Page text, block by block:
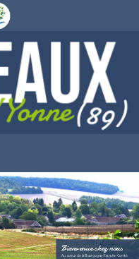
Bienvenue chez nous
Au coeur de la Bourgogne-Franche-Comté